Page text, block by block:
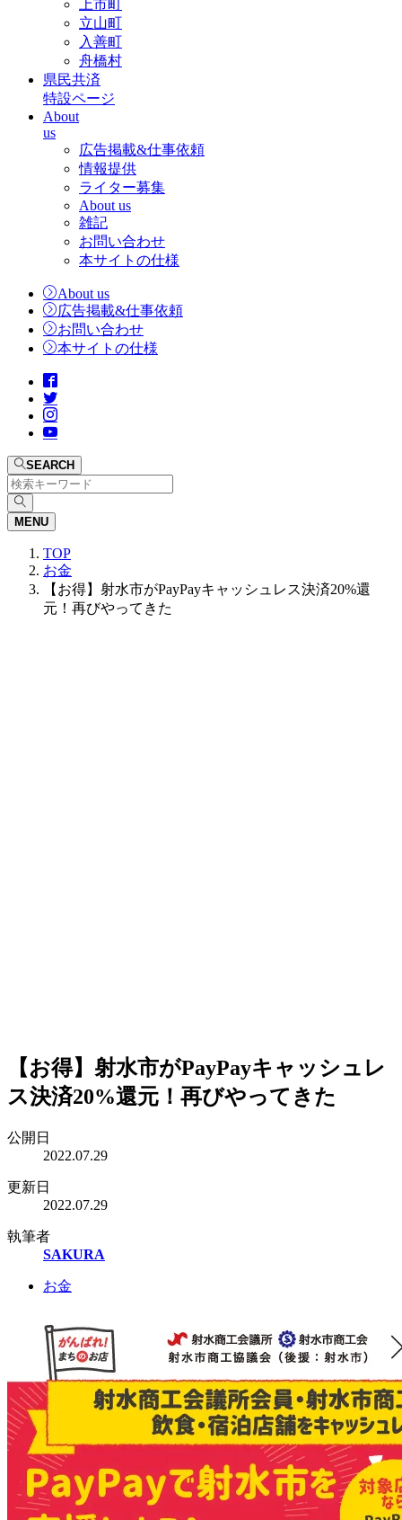
上市町
立山町
入善町
舟橋村
県民共済
特設ページ
About
us
広告掲載&仕事依頼
情報提供
ライター募集
About us
雑記
お問い合わせ
本サイトの仕様
About us
広告掲載&仕事依頼
お問い合わせ
本サイトの仕様
SEARCH
MENU
TOP
お金
【お得】射水市がPayPayキャッシュレス決済20%還
元！再びやってきた
【お得】射水市がPayPayキャッシュレ
ス決済20%還元！再びやってきた
公開日
2022.07.29
更新日
2022.07.29
執筆者
SAKURA
お金